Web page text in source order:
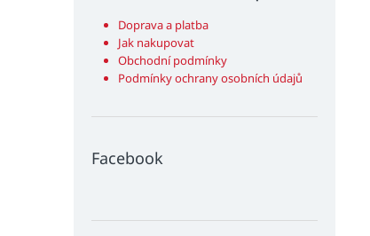
Doprava a platba
Jak nakupovat
Obchodní podmínky
Podmínky ochrany osobních údajů
Facebook